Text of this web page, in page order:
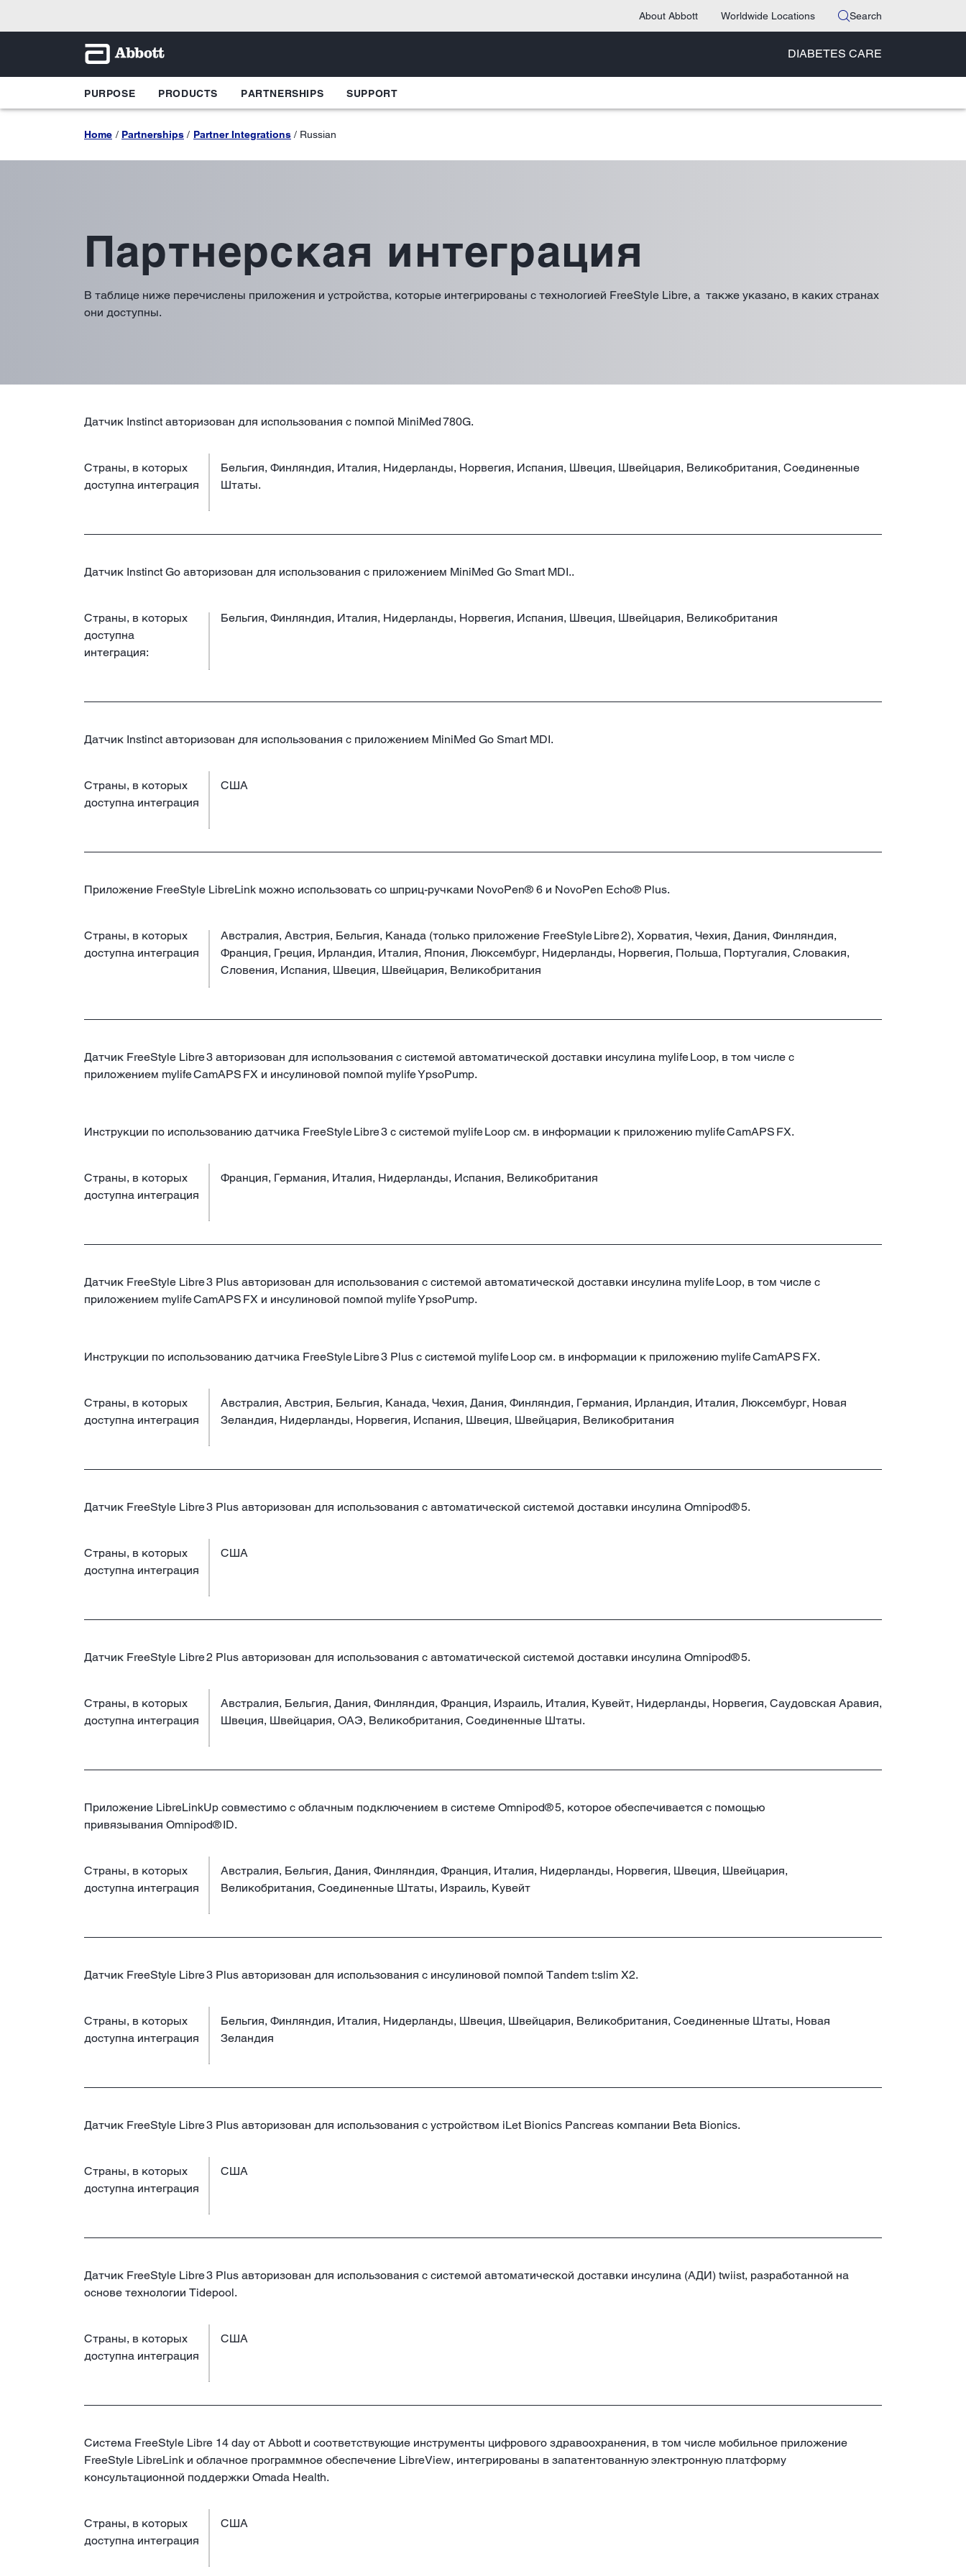
About Abbott Worldwide Locations Search
DIABETES CARE
PURPOSE PRODUCTS PARTNERSHIPS SUPPORT
Home Partnerships Partner Integrations Russian
Партнерская интеграция
В таблице ниже перечислены приложения и устройства, которые интегрированы с технологией FreeStyle Libre, а также указано, в каких странах
они доступны.
Датчик Instinct авторизован для использования с помпой MiniMed 780G.
Страны, в которых
доступна интеграция
Бельгия, Финляндия, Италия, Нидерланды, Норвегия, Испания, Швеция, Швейцария, Великобритания, Соединенные
Штаты.
Датчик Instinct Go авторизован для использования с приложением MiniMed Go Smart MDI..
Страны, в которых
доступна
интеграция:
Бельгия, Финляндия, Италия, Нидерланды, Норвегия, Испания, Швеция, Швейцария, Великобритания
Датчик Instinct авторизован для использования с приложением MiniMed Go Smart MDI.
Страны, в которых
доступна интеграция
США
Приложение FreeStyle LibreLink можно использовать со шприц-ручками NovoPen® 6 и NovoPen Echo® Plus.
Страны, в которых
доступна интеграция
Австралия, Австрия, Бельгия, Канада (только приложение FreeStyle Libre 2), Хорватия, Чехия, Дания, Финляндия,
Франция, Греция, Ирландия, Италия, Япония, Люксембург, Нидерланды, Норвегия, Польша, Португалия, Словакия,
Словения, Испания, Швеция, Швейцария, Великобритания
Датчик FreeStyle Libre 3 авторизован для использования с системой автоматической доставки инсулина mylife Loop, в том числе с
приложением mylife CamAPS FX и инсулиновой помпой mylife YpsoPump.
Инструкции по использованию датчика FreeStyle Libre 3 с системой mylife Loop см. в информации к приложению mylife CamAPS FX.
Страны, в которых
доступна интеграция
Франция, Германия, Италия, Нидерланды, Испания, Великобритания
Датчик FreeStyle Libre 3 Plus авторизован для использования с системой автоматической доставки инсулина mylife Loop, в том числе с
приложением mylife CamAPS FX и инсулиновой помпой mylife YpsoPump.
Инструкции по использованию датчика FreeStyle Libre 3 Plus с системой mylife Loop см. в информации к приложению mylife CamAPS FX.
Страны, в которых
доступна интеграция
Австралия, Австрия, Бельгия, Канада, Чехия, Дания, Финляндия, Германия, Ирландия, Италия, Люксембург, Новая
Зеландия, Нидерланды, Норвегия, Испания, Швеция, Швейцария, Великобритания
Датчик FreeStyle Libre 3 Plus авторизован для использования с автоматической системой доставки инсулина Omnipod® 5.
Страны, в которых
доступна интеграция
США
Датчик FreeStyle Libre 2 Plus авторизован для использования с автоматической системой доставки инсулина Omnipod® 5.
Страны, в которых
доступна интеграция
Австралия, Бельгия, Дания, Финляндия, Франция, Израиль, Италия, Кувейт, Нидерланды, Норвегия, Саудовская Аравия,
Швеция, Швейцария, ОАЭ, Великобритания, Соединенные Штаты.
Приложение LibreLinkUp совместимо с облачным подключением в системе Omnipod® 5, которое обеспечивается с помощью
привязывания Omnipod® ID.
Страны, в которых
доступна интеграция
Австралия, Бельгия, Дания, Финляндия, Франция, Италия, Нидерланды, Норвегия, Швеция, Швейцария,
Великобритания, Соединенные Штаты, Израиль, Кувейт
Датчик FreeStyle Libre 3 Plus авторизован для использования с инсулиновой помпой Tandem t:slim X2.
Страны, в которых
доступна интеграция
Бельгия, Финляндия, Италия, Нидерланды, Швеция, Швейцария, Великобритания, Соединенные Штаты, Новая
Зеландия
Датчик FreeStyle Libre 3 Plus авторизован для использования с устройством iLet Bionics Pancreas компании Beta Bionics.
Страны, в которых
доступна интеграция
США
Датчик FreeStyle Libre 3 Plus авторизован для использования с системой автоматической доставки инсулина (АДИ) twiist, разработанной на
основе технологии Tidepool.
Страны, в которых
доступна интеграция
США
Система FreeStyle Libre 14 day от Abbott и соответствующие инструменты цифрового здравоохранения, в том числе мобильное приложение
FreeStyle LibreLink и облачное программное обеспечение LibreView, интегрированы в запатентованную электронную платформу
консультационной поддержки Omada Health.
Страны, в которых
доступна интеграция
США